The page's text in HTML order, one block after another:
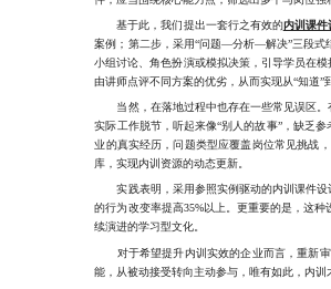
基于此，我们提出一套行之有效的内训课件
案例；第二步，采用“问题—分析—解决”三段式
小组讨论、角色扮演或模拟决策，引导学员在
由讲师点评不同方案的优劣，从而实现从“知道”
当然，在落地过程中也存在一些常见误区。
实际工作脱节，听起来像“别人的故事”，缺乏
业的真实经历，问题类型应覆盖岗位常见挑战
库，实现内训资源的动态更新。
实践表明，采用参照实例驱动的内训课件设
的行为改变率提高35%以上。更重要的是，这
续演进的学习型文化。
对于希望提升内训实效的企业而言，重新审
能，从被动接受转向主动参与，唯有如此，内训